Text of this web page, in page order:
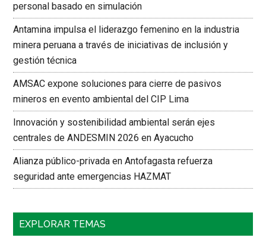
personal basado en simulación
Antamina impulsa el liderazgo femenino en la industria
minera peruana a través de iniciativas de inclusión y
gestión técnica
AMSAC expone soluciones para cierre de pasivos
mineros en evento ambiental del CIP Lima
Innovación y sostenibilidad ambiental serán ejes
centrales de ANDESMIN 2026 en Ayacucho
Alianza público-privada en Antofagasta refuerza
seguridad ante emergencias HAZMAT
EXPLORAR TEMAS